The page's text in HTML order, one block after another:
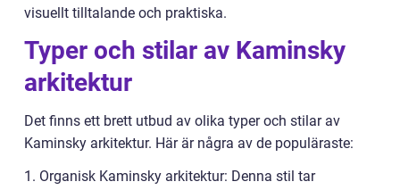
visuellt tilltalande och praktiska.
Typer och stilar av Kaminsky
arkitektur
Det finns ett brett utbud av olika typer och stilar av
Kaminsky arkitektur. Här är några av de populäraste:
1. Organisk Kaminsky arkitektur: Denna stil tar